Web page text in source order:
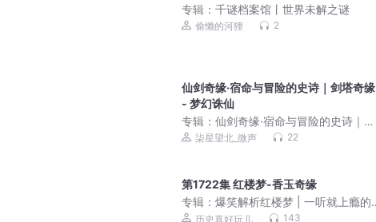
专辑： 千谜档案馆丨世界未解之谜
偷懒的河狸 2
仙剑奇缘·宿命与冒险的史诗｜剑塔奇缘
- 梦幻诛仙
专辑： 仙剑奇缘·宿命与冒险的史诗｜剑
塔奇缘
柒星望北_微声 22
第1722集 红楼梦-香玉奇缘
专辑： 爆笑解析红楼梦 | 一听就上瘾的
历史冷知识解读 讲述人情冷暖，世态炎
历史真好玩儿 143